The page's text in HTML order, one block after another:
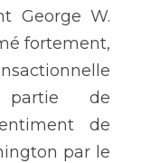
George W.
fortement,
de
de
par le